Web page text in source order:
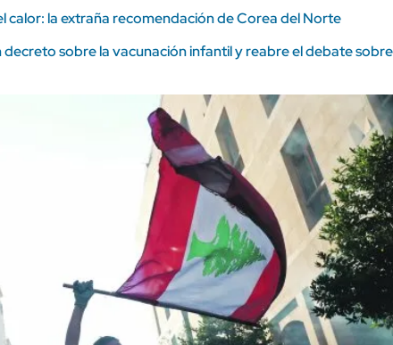
calor: la extraña recomendación de Corea del Norte
decreto sobre la vacunación infantil y reabre el debate sobre